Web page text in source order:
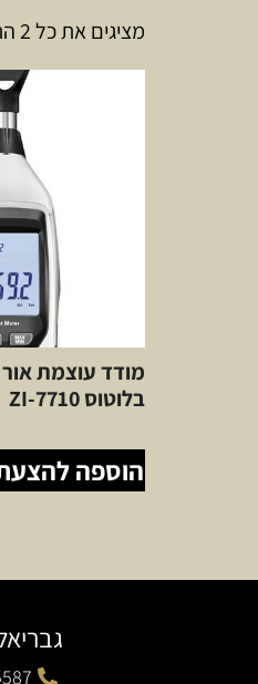
מציגים את כל ⁦2⁩ התוצאות
מודד עוצמת
בלוטוס ZI-7710
הוספה